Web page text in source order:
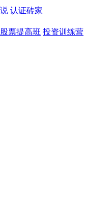
认证砖家
股票提高班 投资训练营